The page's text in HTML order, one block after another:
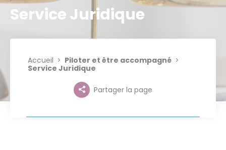
Service Juridique
Accueil
Piloter et être accompagné
Service Juridique
Partager la page